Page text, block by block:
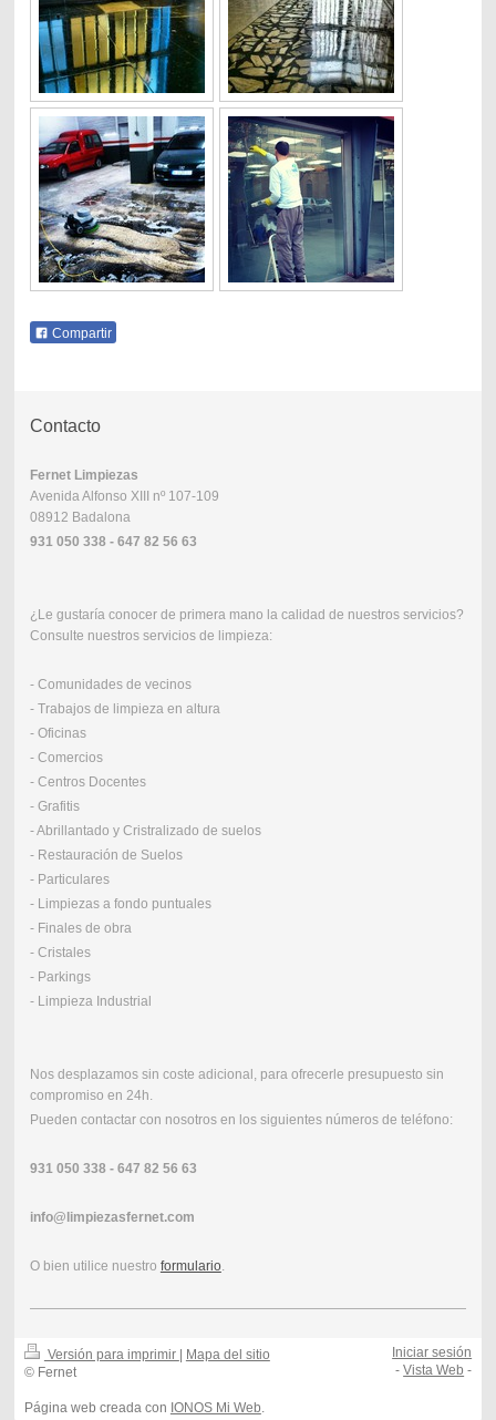
Compartir
Contacto
Fernet Limpiezas
Avenida Alfonso XIII nº 107-109
08912 Badalona
931 050 338 - 647 82 56 63
¿Le gustaría conocer de primera mano la calidad de nuestros servicios?
Consulte nuestros servicios de limpieza:
- Comunidades de vecinos
- Trabajos de limpieza en altura
- Oficinas
- Comercios
- Centros Docentes
- Grafitis
- Abrillantado y Cristralizado de suelos
- Restauración de Suelos
- Particulares
- Limpiezas a fondo puntuales
- Finales de obra
- Cristales
- Parkings
- Limpieza Industrial
Nos desplazamos sin coste adicional, para ofrecerle presupuesto sin
compromiso en 24h.
Pueden contactar con nosotros en los siguientes números de teléfono:
931 050 338 - 647 82 56 63
info@limpiezasfernet.com
O bien utilice nuestro formulario.
Versión para imprimir | Mapa del sitio
© Fernet
Página web creada con IONOS Mi Web
Iniciar sesión
-Vista Web -